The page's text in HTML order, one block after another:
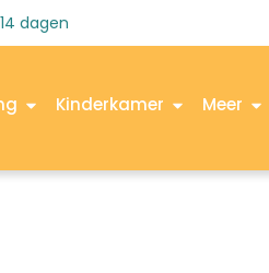
dagen
Kinderkamer Meer